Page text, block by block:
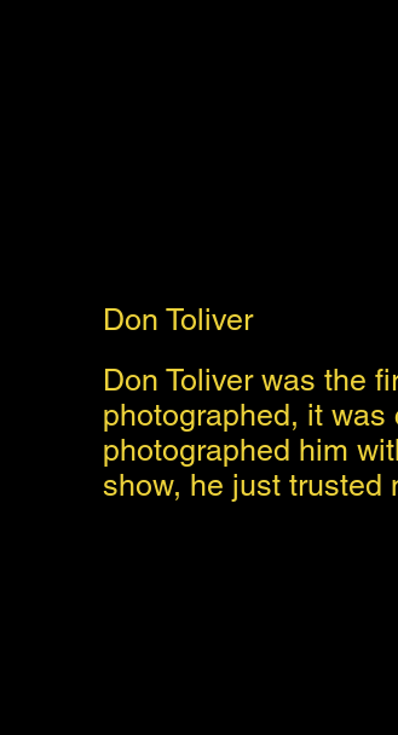
Don Toliver
Don Toliver was the
photographed, it was
photographed him
show, he just trusted